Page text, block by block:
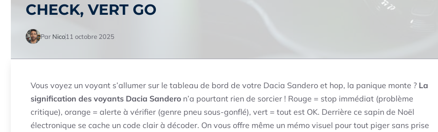
CHECK, VERT GO
Par Nico11 octobre 2025
Vous voyez un voyant s’allumer sur le tableau de bord de votre Dacia Sandero et hop, la panique monte ? La
signification des voyants Dacia Sandero n’a pourtant rien de sorcier ! Rouge = stop immédiat (problème
critique), orange = alerte à vérifier (genre pneu sous-gonflé), vert = tout est OK. Derrière ce sapin de Noël
électronique se cache un code clair à décoder. On vous offre même un mémo visuel pour tout piger sans prise